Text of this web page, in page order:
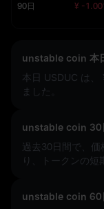
90日 ¥ -
unstable coin 本
本日 USDUC は、
ました。
unstable coin 30
過去30日間で、価
り、トークンの短
unstable coin 60